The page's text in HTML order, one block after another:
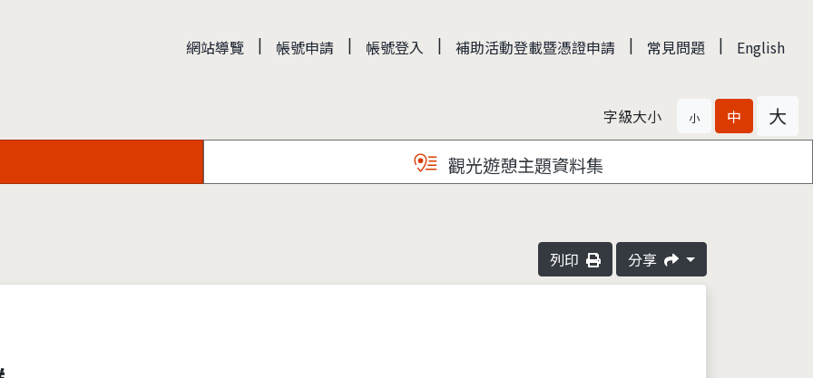
網站導覽 | 帳號申請 | 帳號登入 | 補助活動登載暨憑證申請 | 常見問題 | English
字級大小 小 中 大
觀光遊憩主題資料集
列印 分享